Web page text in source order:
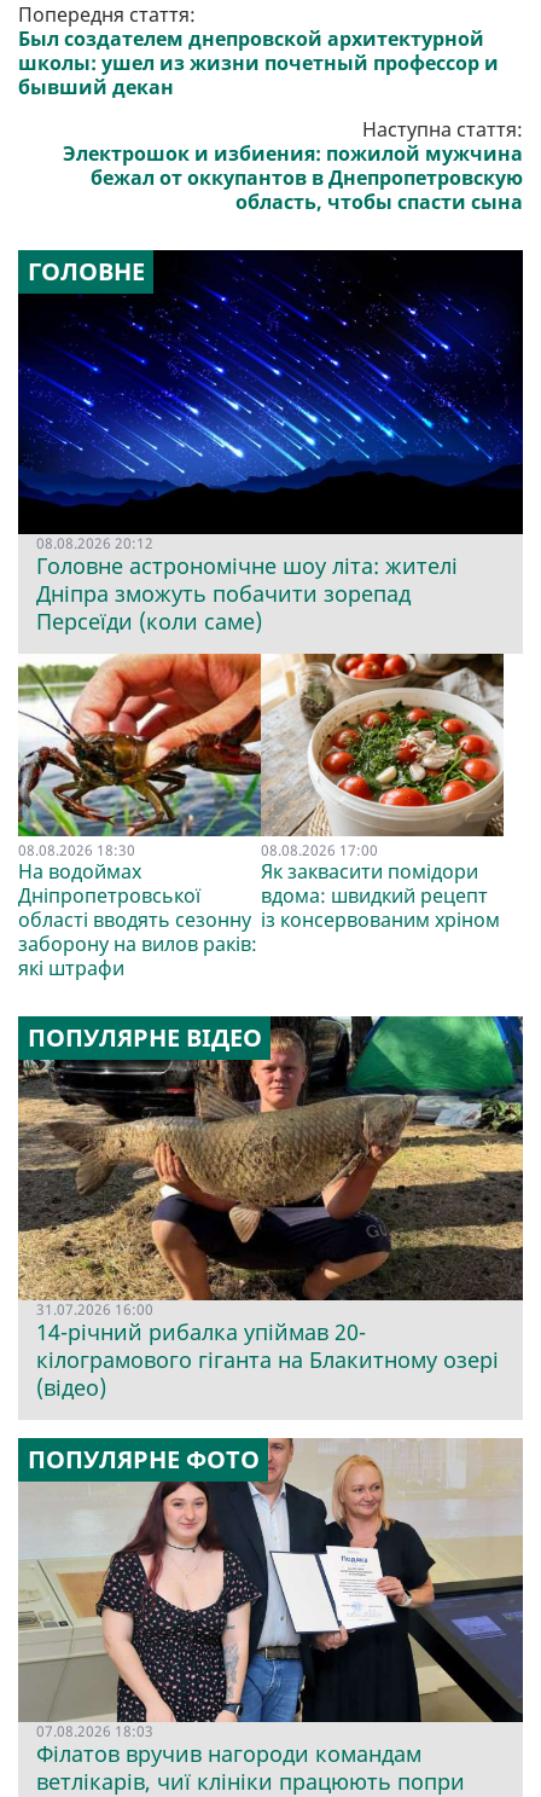
Попередня стаття:
Был создателем днепровской архитектурной
школы: ушел из жизни почетный профессор и
бывший декан
Наступна стаття:
Электрошок и избиения: пожилой мужчина
бежал от оккупантов в Днепропетровскую
область, чтобы спасти сына
ГОЛОВНЕ
08.08.2026 20:12
Головне астрономічне шоу літа: жителі
Дніпра зможуть побачити зорепад
Персеїди (коли саме)
08.08.2026 18:30
На водоймах
Дніпропетровської
області вводять сезонну
заборону на вилов раків:
які штрафи
08.08.2026 17:00
Як заквасити помідори
вдома: швидкий рецепт
із консервованим хріном
ПОПУЛЯРНЕ ВІДЕО
31.07.2026 16:00
14-річний рибалка упіймав 20-
кілограмового гіганта на Блакитному озері
(відео)
ПОПУЛЯРНЕ ФОТО
07.08.2026 18:03
Філатов вручив нагороди командам
ветлікарів, чиї клініки працюють попри